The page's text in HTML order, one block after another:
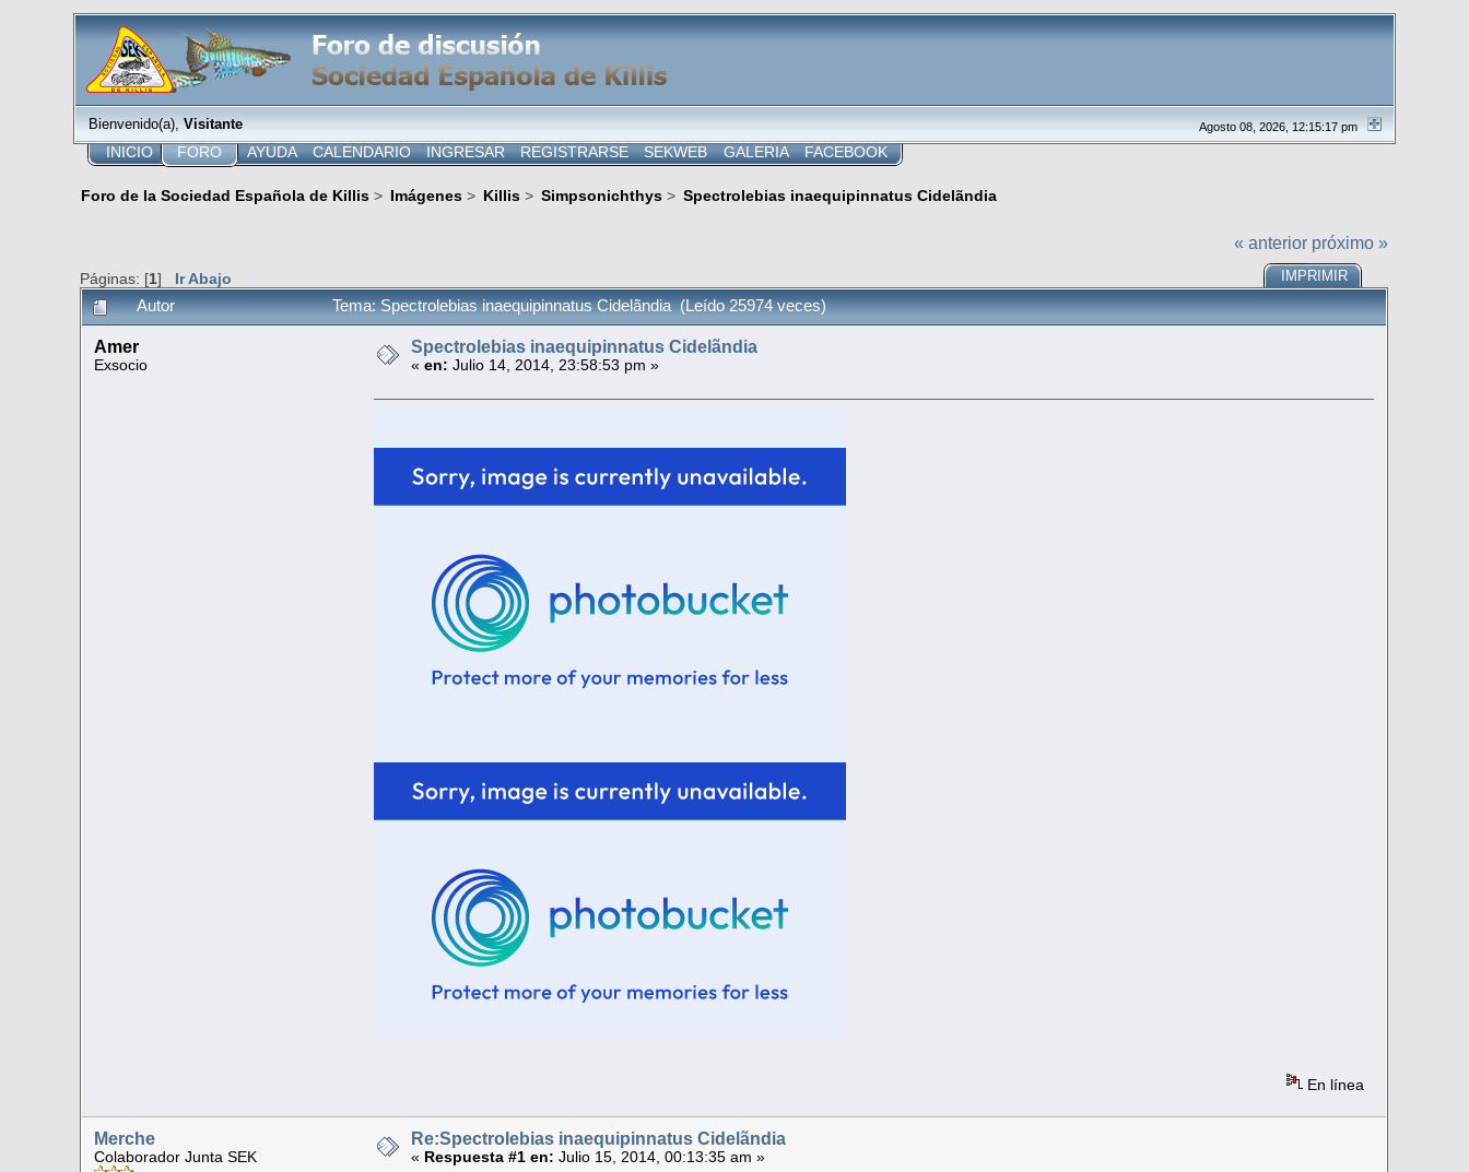
Agosto 08, 2026, 12:15:17 pm
Bienvenido(a), Visitante
INICIO FORO AYUDA CALENDARIO INGRESAR REGISTRARSE SEKWEB GALERIA FACEBOOK
Foro de la Sociedad Española de Killis> Imágenes> Killis> Simpsonichthys> Spectrolebias inaequipinnatus Cidelãndia
« anterior próximo »
Páginas: [1] Ir Abajo IMPRIMIR
Autor Tema: Spectrolebias inaequipinnatus Cidelãndia (Leído 25974 veces)
Amer
Exsocio
Spectrolebias inaequipinnatus Cidelãndia
«en: Julio 14, 2014, 23:58:53 pm »
En línea
Merche
Colaborador Junta SEK
Re:Spectrolebias inaequipinnatus Cidelãndia
« Respuesta #1 en: Julio 15, 2014, 00:13:35 am »